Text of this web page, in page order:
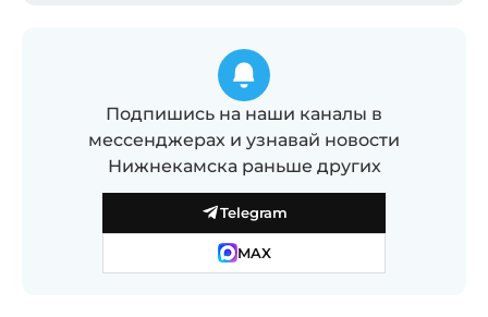
Подпишись на наши каналы в
мессенджерах и узнавай новости
Нижнекамска раньше других
Telegram
MAX